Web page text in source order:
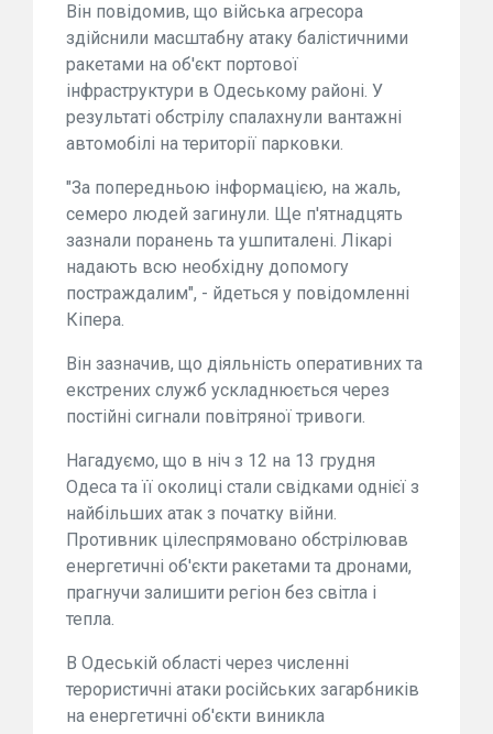
Він повідомив, що війська агресора
здійснили масштабну атаку балістичними
ракетами на об'єкт портової
інфраструктури в Одеському районі. У
результаті обстрілу спалахнули вантажні
автомобілі на території парковки.
"За попередньою інформацією, на жаль,
семеро людей загинули. Ще п'ятнадцять
зазнали поранень та ушпиталені. Лікарі
надають всю необхідну допомогу
постраждалим", - йдеться у повідомленні
Кіпера.
Він зазначив, що діяльність оперативних та
екстрених служб ускладнюється через
постійні сигнали повітряної тривоги.
Нагадуємо, що в ніч з 12 на 13 грудня
Одеса та її околиці стали свідками однієї з
найбільших атак з початку війни.
Противник цілеспрямовано обстрілював
енергетичні об'єкти ракетами та дронами,
прагнучи залишити регіон без світла і
тепла.
В Одеській області через численні
терористичні атаки російських загарбників
на енергетичні об'єкти виникла